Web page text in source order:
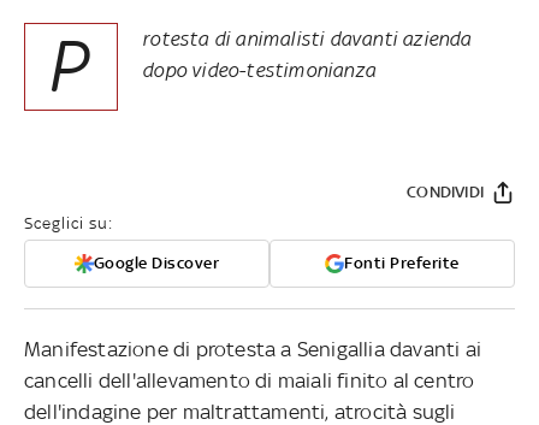
P
rotesta di animalisti davanti azienda
dopo video-testimonianza
Sceglici su:
Google Discover Fonti Preferite
CONDIVIDI
Manifestazione di protesta a Senigallia davanti ai
cancelli dell'allevamento di maiali finito al centro
dell'indagine per maltrattamenti, atrocità sugli